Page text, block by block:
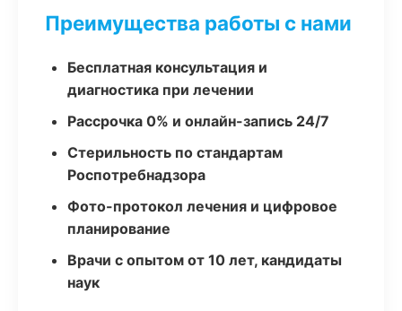
Преимущества работы с нами
Бесплатная консультация и
диагностика при лечении
Рассрочка 0% и онлайн-запись 24/7
Стерильность по стандартам
Роспотребнадзора
Фото-протокол лечения и цифровое
планирование
Врачи с опытом от 10 лет, кандидаты
наук